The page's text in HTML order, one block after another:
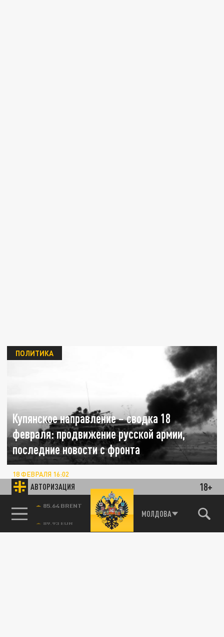
АВТОРИЗАЦИЯ 18+
МОЛДОВА
Купянское направление – сводка 18
февраля: продвижение русской армии,
последние новости с фронта
ПОЛИТИКА
18 ФЕВРАЛЯ 16:02
На севере Купянского направления ВС
России развивают успех на западном
берегу реки Оскол в районе н.п....